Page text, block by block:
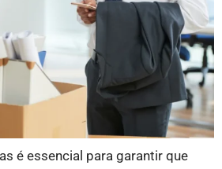
é essencial para garantir que